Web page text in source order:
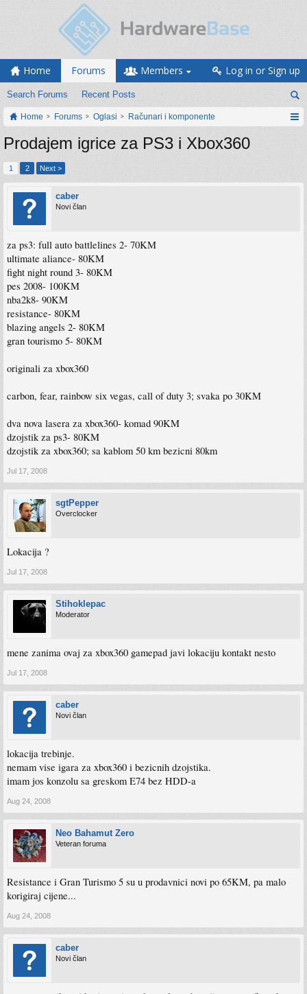
Home Forums
Search Forums Recent Posts
Members Log in or Sign up
Home Forums Oglasi Računari i komponente
Prodajem igrice za PS3 i Xbox360
1 2 Next >
caber
Novi član
za ps3: full auto battlelines 2- 70KM
ultimate aliance- 80KM
fight night round 3- 80KM
pes 2008- 100KM
nba2k8- 90KM
resistance- 80KM
blazing angels 2- 80KM
gran tourismo 5- 80KM
originali za xbox360
carbon, fear, rainbow six vegas, call of duty 3; svaka po 30KM
dva nova lasera za xbox360- komad 90KM
dzojstik za ps3- 80KM
dzojstik za xbox360; sa kablom 50 km bezicni 80km
Jul 17, 2008
sgtPepper
Overclocker
Lokacija ?
Jul 17, 2008
Stihoklepac
Moderator
mene zanima ovaj za xbox360 gamepad javi lokaciju kontakt nesto
Jul 17, 2008
caber
Novi član
lokacija trebinje.
nemam vise igara za xbox360 i bezicnih dzojstika.
imam jos konzolu sa greskom E74 bez HDD-a
Aug 24, 2008
Neo Bahamut Zero
Veteran foruma
Resistance i Gran Turismo 5 su u prodavnici novi po 65KM, pa malo
korigiraj cijene...
Aug 24, 2008
caber
Novi član